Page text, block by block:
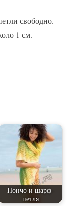
свободно.
1 см.
Пончо и шарф-
петля